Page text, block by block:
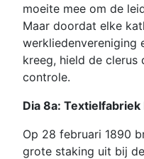
moeite mee om de
Maar doordat elke
werkliedenvereniging
kreeg, hield de
controle.
Dia 8a:
Op 28 februari 1890
grote staking uit bij